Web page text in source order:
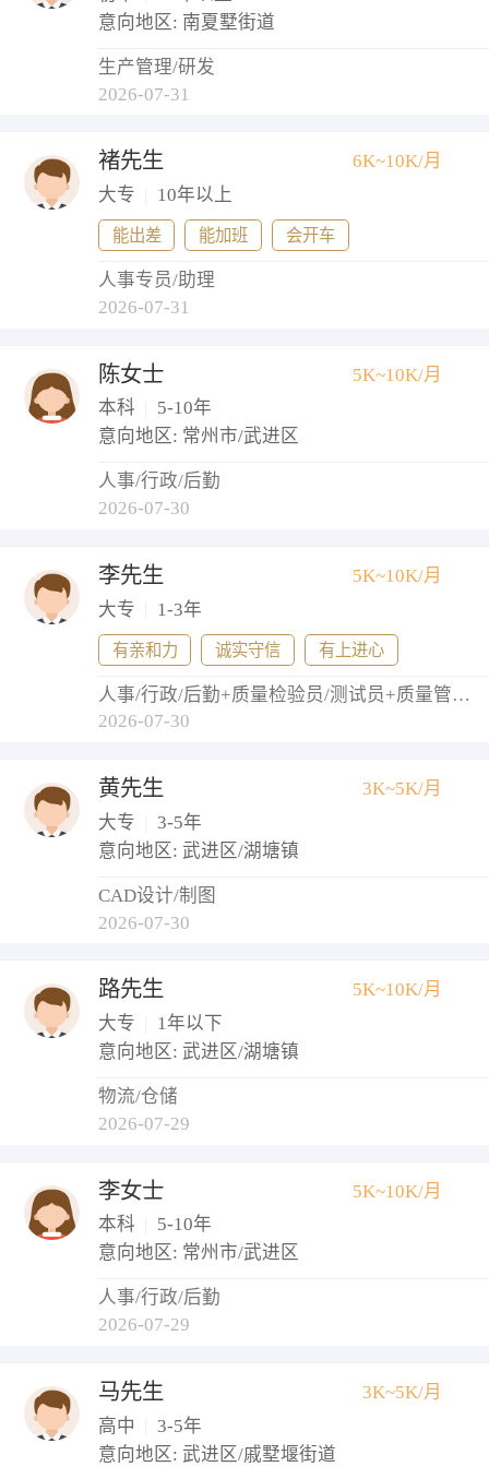
意向地区: 南夏墅街道
生产管理/研发
2026-07-31
褚先生
6K~10K/月
大专
10年以上
能出差 能加班 会开车
人事专员/助理
2026-07-31
陈女士
5K~10K/月
本科
5-10年
意向地区: 常州市/武进区
人事/行政/后勤
2026-07-30
李先生
5K~10K/月
大专
1-3年
有亲和力 诚实守信 有上进心
人事/行政/后勤+质量检验员/测试员+质量管理/测试经理+测试工程师
2026-07-30
黄先生
3K~5K/月
大专
3-5年
意向地区: 武进区/湖塘镇
CAD设计/制图
2026-07-30
路先生
5K~10K/月
大专
1年以下
意向地区: 武进区/湖塘镇
物流/仓储
2026-07-29
李女士
5K~10K/月
本科
5-10年
意向地区: 常州市/武进区
人事/行政/后勤
2026-07-29
马先生
3K~5K/月
高中
3-5年
意向地区: 武进区/戚墅堰街道